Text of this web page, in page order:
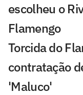
escolheu o
Flamengo
Torcida do
contratação
'Maluco'